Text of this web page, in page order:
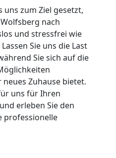
uns zum Ziel gesetzt,
nach
und stressfrei wie
Sie uns die Last
Sie sich auf die
Zuhause bietet.
uns für Ihren
erleben Sie den
professionelle